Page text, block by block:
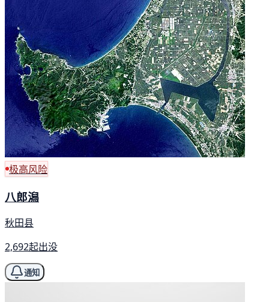
极高风险
八郎潟
秋田县
2,692起出没
通知